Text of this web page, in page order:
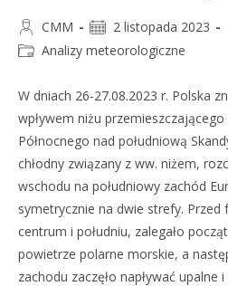
CMM
2 listopada 2023
Analizy meteorologiczne
W dniach 26-27.08.2023 r. Polska
wpływem niżu
Północnego nad południową
chłodny związany z ww. niżem,
wschodu na południowy zachód
symetrycznie na dwie strefy.
centrum i południu, zalegało
powietrze polarne morskie, a
zachodu zaczęło napływać